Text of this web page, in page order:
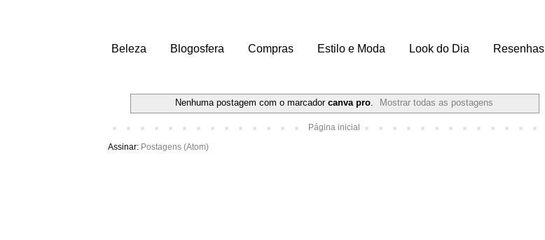
Beleza Blogosfera Compras Estilo e Moda Look do Dia Resenhas
Nenhuma postagem com o marcador canva pro. Mostrar todas as postagens
Página inicial
Assinar: Postagens (Atom)